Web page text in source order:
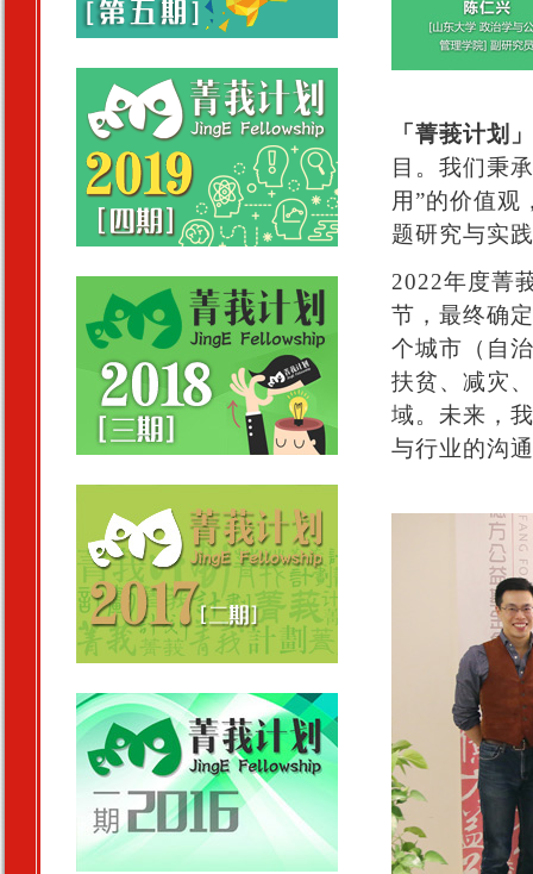
「菁莪计划」
目。我们秉
用”的价值观
题研究与实
2022年度菁
节，最终确定
个城市（自
扶贫、减灾
域。未来，
与行业的沟